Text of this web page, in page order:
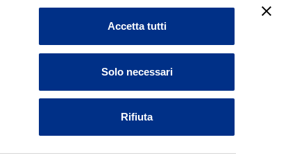
Accetta tutti
Solo necessari
Rifiuta